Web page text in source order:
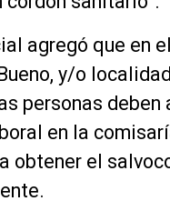
agregó que en
y/o
personas deben
en la
obtener el